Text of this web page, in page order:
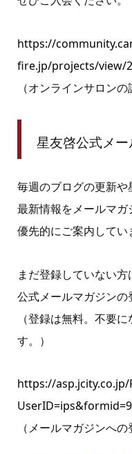
https://
fire.jp/projects/view/
（オンラインサロン
星友啓公式メ
毎週のブログの更新や
最新情報をメールマガ
優先的にご案内してい
まだ登録していない方
公式メールマガジンの
（登録は無料。不要
す。）
https://asp.jcity.co.jp/
（メールマガジンへ